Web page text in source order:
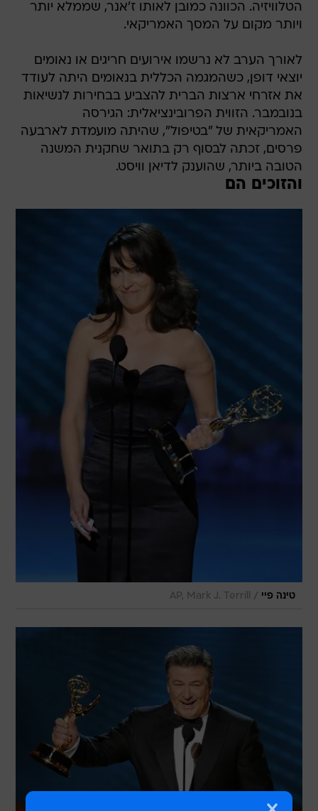
הטלוויזיה. הכוונה כמובן לאותו ז'אנר, שממלא יותר
ויותר מקום על המסך האמריקאי.
לאורך הערב לא נרשמו אירועים חריגים או נאומים
יוצאי דופן, כשהמגמה הכללית בנאומים היתה לעודד
את אזרחי ארצות הברית להצביע בבחירות לנשיאות
בנובמבר. הזווית הפרובינציאלית: הגירסה
האמריקאית של "בטיפול", שהיתה מועמדת לארבעה
פרסים, זכתה לבסוף רק בתואר שחקנית המשנה
הטובה ביותר, שהוענק לדיאן וויסט.
והזוכים הם
טינה פיי /
AP, Mark J. Terrill